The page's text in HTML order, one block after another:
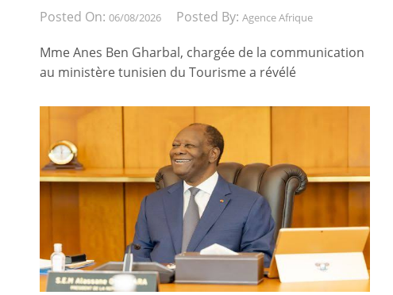
Posted On: 06/08/2026 Posted By: Agence Afrique
Mme Anes Ben Gharbal, chargée de la communication
au ministère tunisien du Tourisme a révélé